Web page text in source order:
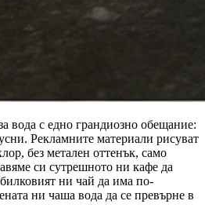
вода с едно грандиозно обещание:
Рекламните материали рисуват
без метален оттенък, само
си сутрешното ни кафе да
ни чай да има по-
ни чаша вода да се превърне в